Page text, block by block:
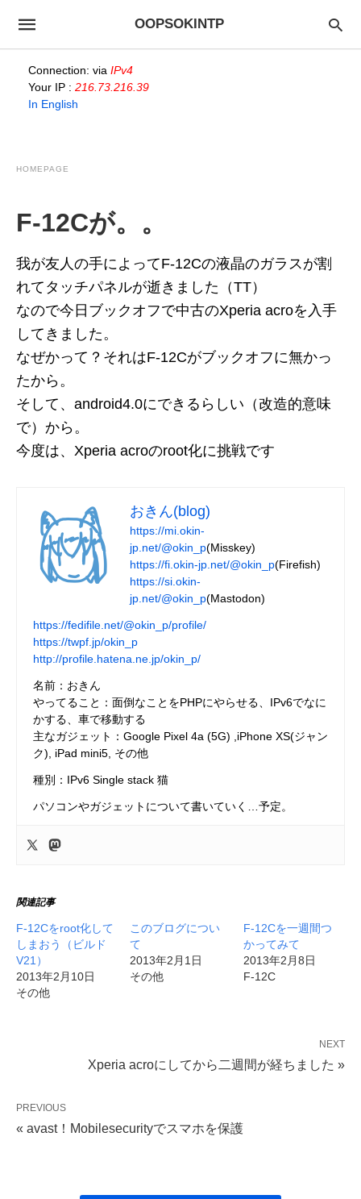
OOPSOKINTP
Connection: via IPv4
Your IP : 216.73.216.39
In English
HOMEPAGE
F-12Cが。。
我が友人の手によってF-12Cの液晶のガラスが割
れてタッチパネルが逝きました（TT）
なので今日ブックオフで中古のXperia acroを入手
してきました。
なぜかって？それはF-12Cがブックオフに無かっ
たから。
そして、android4.0にできるらしい（改造的意味
で）から。
今度は、Xperia acroのroot化に挑戦です
おきん(blog)
https://mi.okin-
jp.net/@okin_p(Misskey)
https://fi.okin-jp.net/@okin_p(Firefish)
https://si.okin-
jp.net/@okin_p(Mastodon)
https://fedifile.net/@okin_p/profile/
https://twpf.jp/okin_p
http://profile.hatena.ne.jp/okin_p/
名前：おきん
やってること：面倒なことをPHPにやらせる、IPv6でなに
かする、車で移動する
主なガジェット：Google Pixel 4a (5G) ,iPhone XS(ジャン
ク), iPad mini5, その他
種別：IPv6 Single stack 猫
パソコンやガジェットについて書いていく…予定。
関連記事
F-12Cをroot化して
しまおう（ビルド
V21）
2013年2月10日
その他
このブログについ
て
2013年2月1日
その他
F-12Cを一週間つ
かってみて
2013年2月8日
F-12C
NEXT
Xperia acroにしてから二週間が経ちました »
PREVIOUS
« avast！Mobilesecurityでスマホを保護